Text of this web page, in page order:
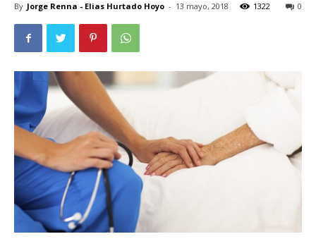
By Jorge Renna - Elias Hurtado Hoyo - 13 mayo, 2018 0
1322